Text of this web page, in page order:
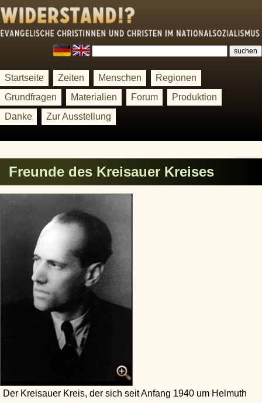
Startseite Zeiten Menschen
Regionen
Grundfragen
Materialien Forum
Produktion
Danke
Zur Ausstellung
Freunde des Kreisauer Kreises
Der Kreisauer Kreis, der sich seit Anfang 1940 um Helmuth